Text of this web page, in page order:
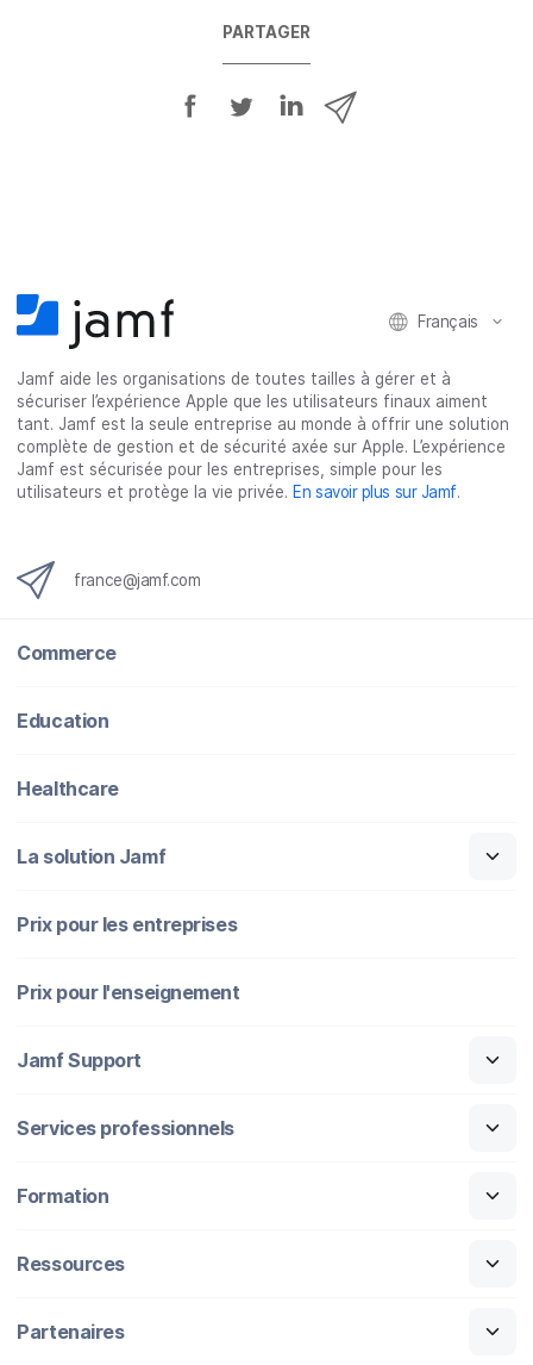
PARTAGER
r
F
a
c
e
P
r
T
w
i
t
P
r
L
i
n
k
r
e
-
m
a
Français
Jamf aide les organisations de toutes tailles à gérer et à
sécuriser l’expérience Apple que les utilisateurs finaux aiment
tant. Jamf est la seule entreprise au monde à offrir une solution
complète de gestion et de sécurité axée sur Apple. L’expérience
Jamf est sécurisée pour les entreprises, simple pour les
utilisateurs et protège la vie privée. En savoir plus sur Jamf.
france@jamf.com
Commerce
Education
Healthcare
La solution Jamf
Prix pour les entreprises
Prix pour l'enseignement
Jamf Support
Services professionnels
Formation
Ressources
Partenaires